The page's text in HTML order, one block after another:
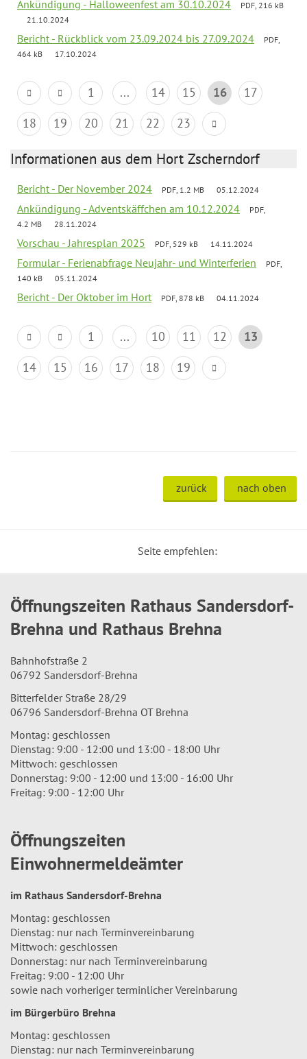
Ankündigung - Halloweenfest am 30.10.2024
PDF, 216 kB
21.10.2024
Bericht - Rückblick vom 23.09.2024 bis 27.09.2024
PDF,
464 kB
17.10.2024
1 ... 14 15 16
17
18
19 20 21 22 23
Informationen aus dem Hort Zscherndorf
Bericht - Der November 2024 PDF, 1.2 MB 05.12.2024
Ankündigung - Adventskäffchen am 10.12.2024
PDF,
4.2 MB
28.11.2024
Vorschau - Jahresplan 2025 PDF, 529 kB 14.11.2024
Formular - Ferienabfrage Neujahr- und Winterferien
PDF,
140 kB
05.11.2024
Bericht - Der Oktober im Hort PDF, 878 kB 04.11.2024
1 ... 10 11 12
13
14
15 16 17 18 19
zurück nach oben
Seite empfehlen:
Öffnungszeiten Rathaus Sandersdorf-
Brehna und Rathaus Brehna
Bahnhofstraße 2
06792 Sandersdorf-Brehna
Bitterfelder Straße 28/29
06796 Sandersdorf-Brehna OT Brehna
Montag: geschlossen
Dienstag: 9:00 - 12:00 und 13:00 - 18:00 Uhr
Mittwoch: geschlossen
Donnerstag: 9:00 - 12:00 und 13:00 - 16:00 Uhr
Freitag: 9:00 - 12:00 Uhr
Öffnungszeiten
Einwohnermeldeämter
im Rathaus Sandersdorf-Brehna
Montag: geschlossen
Dienstag: nur nach Terminvereinbarung
Mittwoch: geschlossen
Donnerstag: nur nach Terminvereinbarung
Freitag: 9:00 - 12:00 Uhr
sowie nach vorheriger terminlicher Vereinbarung
im Bürgerbüro Brehna
Montag: geschlossen
Dienstag: nur nach Terminvereinbarung